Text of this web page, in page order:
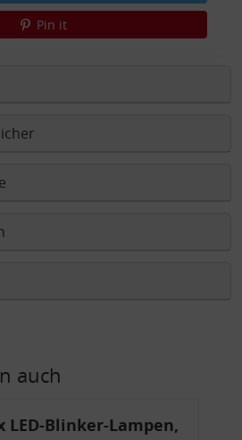
Pin it
auch
LED-Blinker-Lampen,